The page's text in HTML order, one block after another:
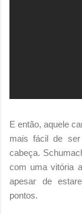
E então, aquele
mais fácil de
cabeça.
com uma vitória
apesar de
pontos.